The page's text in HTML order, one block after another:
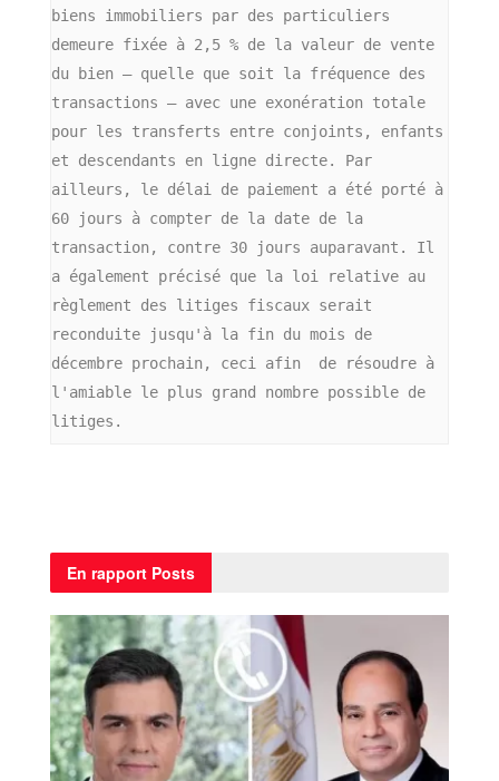
biens immobiliers par des particuliers
demeure fixée à 2,5 % de la valeur de vente
du bien — quelle que soit la fréquence des
transactions — avec une exonération totale
pour les transferts entre conjoints, enfants
et descendants en ligne directe. Par
ailleurs, le délai de paiement a été porté à
60 jours à compter de la date de la
transaction, contre 30 jours auparavant. Il
a également précisé que la loi relative au
règlement des litiges fiscaux serait
reconduite jusqu'à la fin du mois de
décembre prochain, ceci afin  de résoudre à
l'amiable le plus grand nombre possible de
litiges.
En rapport Posts